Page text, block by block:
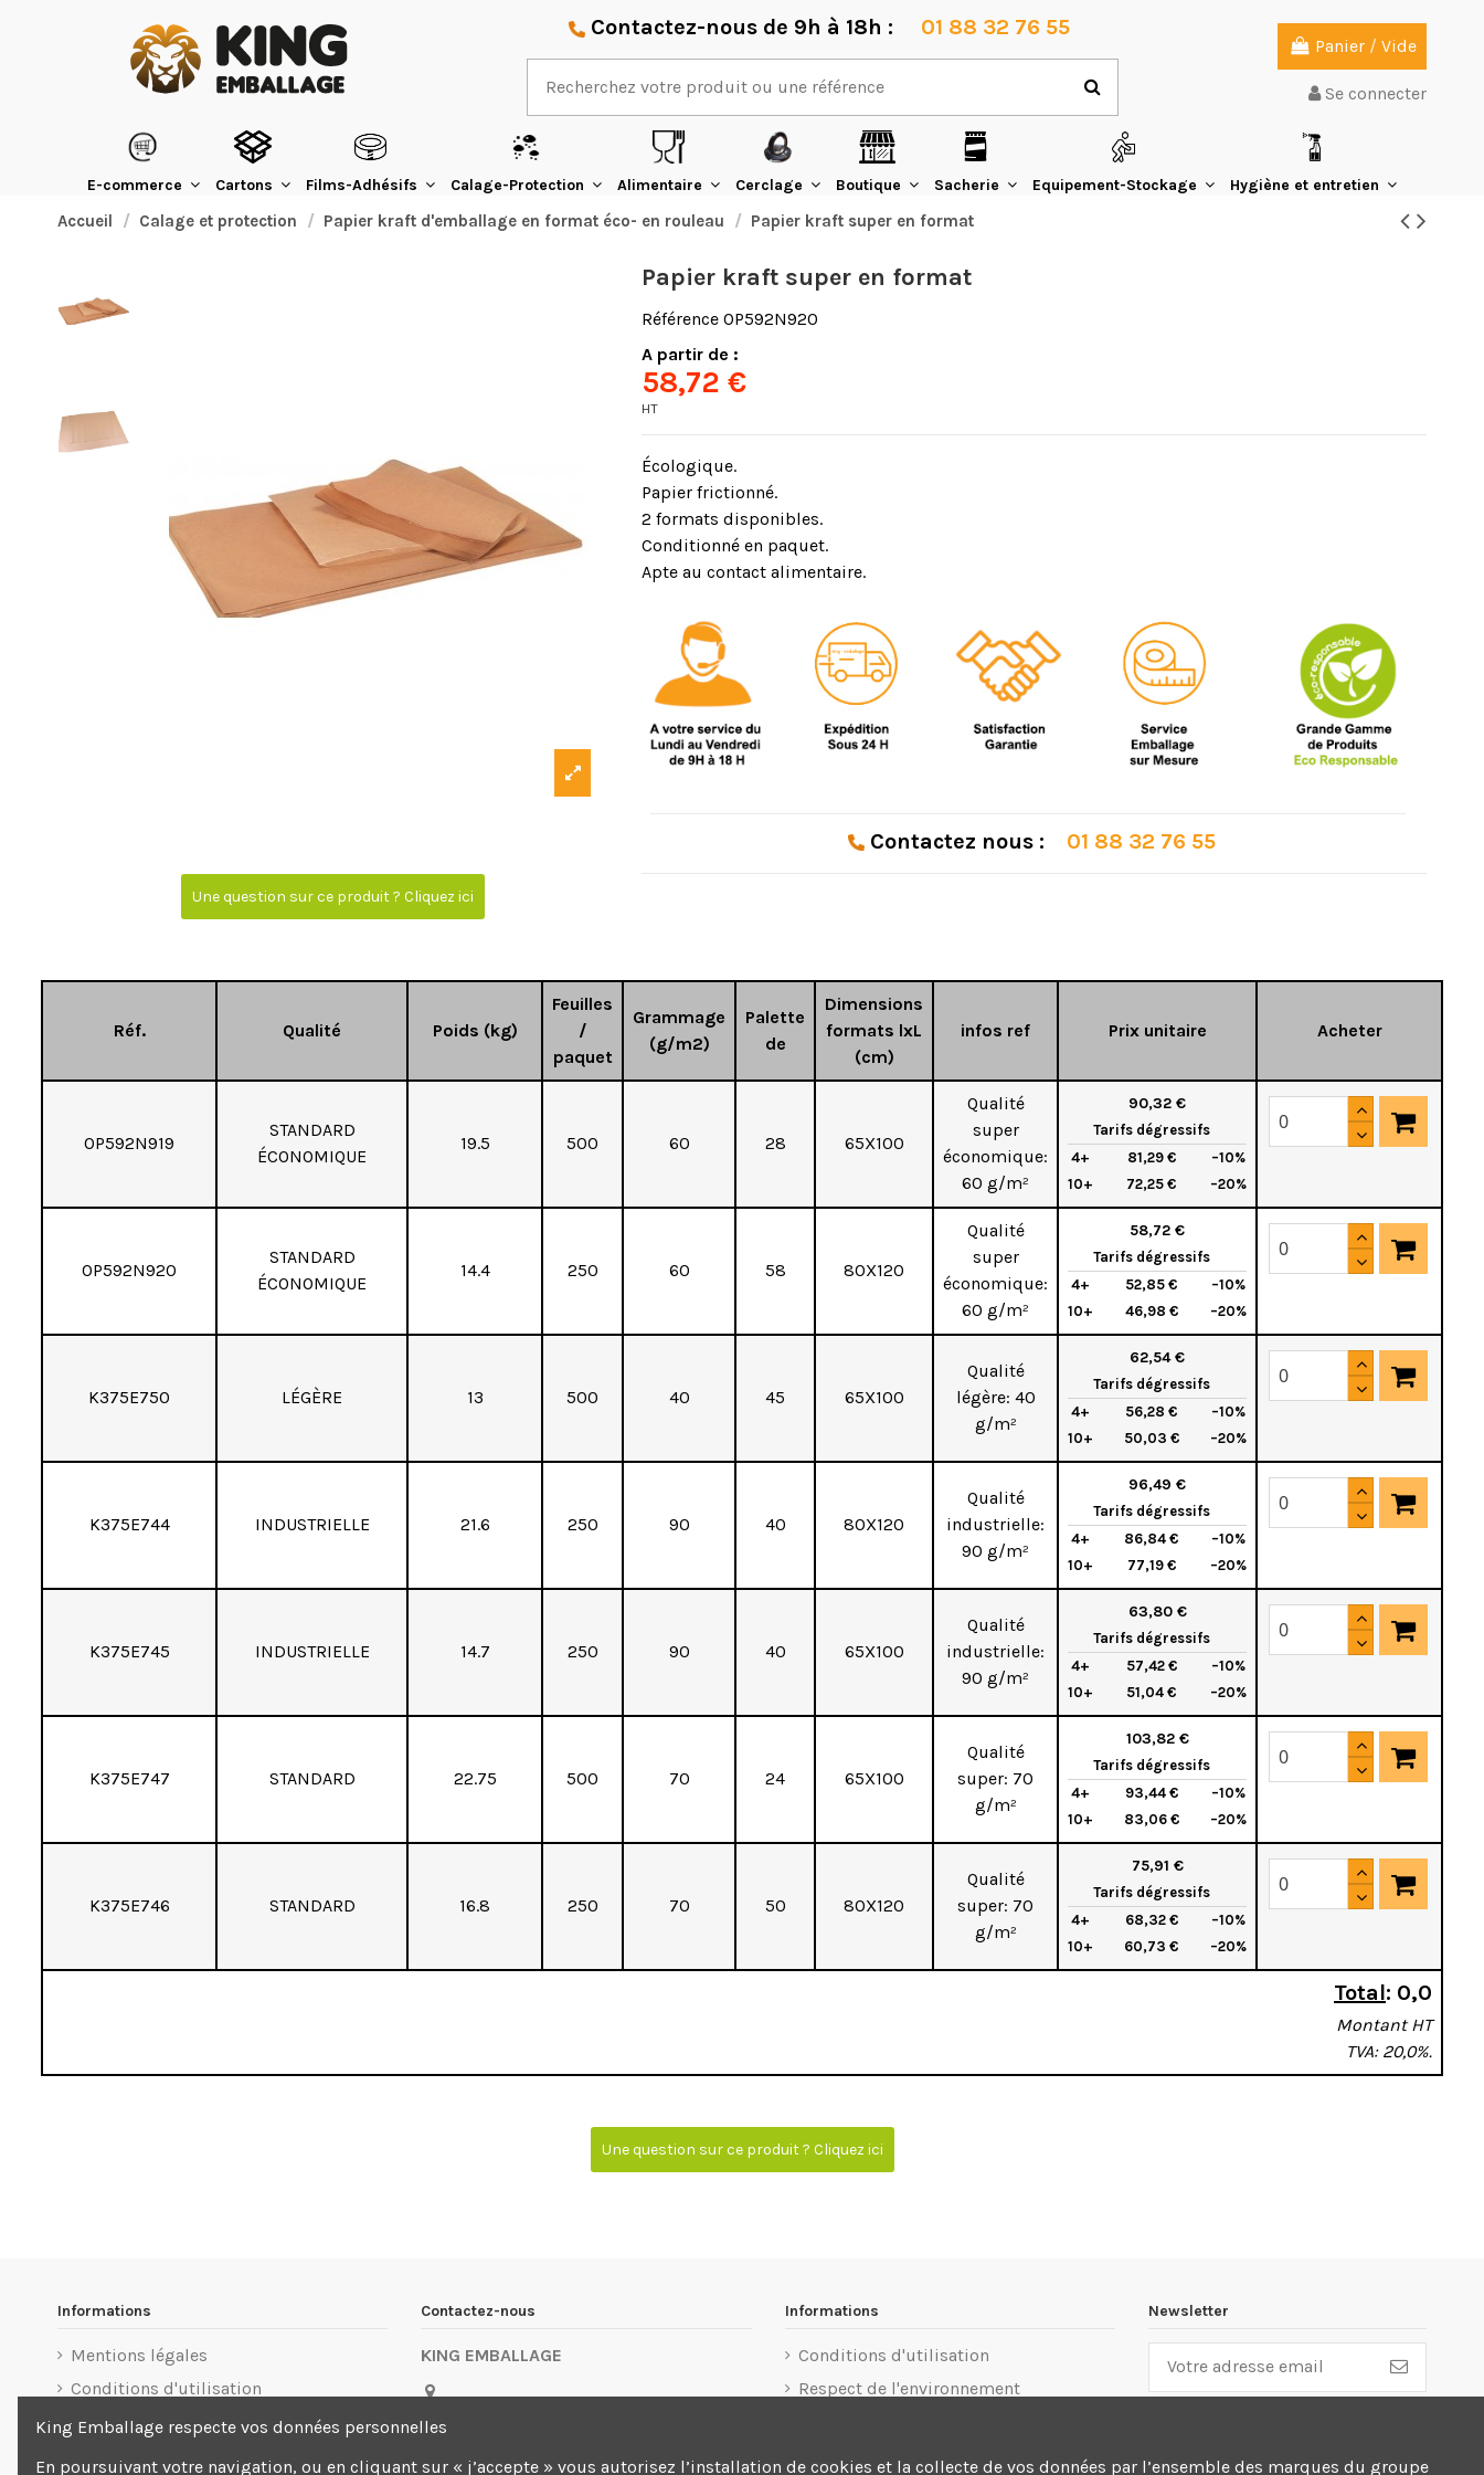
Contactez-nous de 9h à 18h : 01 88 32 76 55
Panier / Vide
Se connecter
E-commerce Cartons Films-Adhésifs Calage-Protection Alimentaire Cerclage Boutique Sacherie Equipement-Stockage Hygiène et entretien
Accueil Calage et protection Papier kraft d'emballage en format éco- en rouleau Papier kraft super en format
Une question sur ce produit ? Cliquez ici
Papier kraft super en format
Référence OP592N920
A partir de :
58,72 €
HT
Écologique.
Papier frictionné.
2 formats disponibles.
Conditionné en paquet.
Apte au contact alimentaire.
Contactez nous : 01 88 32 76 55
Réf. Qualité Poids (kg)
Feuilles
/
paquet
Grammage
(g/m2)
Palette
de
Dimensions
formats lxL
(cm)
infos ref Prix unitaire Acheter
OP592N919
STANDARD
ÉCONOMIQUE
19.5 500 60 28 65X100
Qualité
super
économique:
60 g/m²
90,32 €
Tarifs dégressifs
4+
81,29 €
–10%
10+
72,25 € –20%
OP592N920
STANDARD
ÉCONOMIQUE
14.4 250 60 58 80X120
Qualité
super
économique:
60 g/m²
58,72 €
Tarifs dégressifs
4+
52,85 €
–10%
10+
46,98 € –20%
K375E750 LÉGÈRE 13 500 40 45 65X100
Qualité
légère: 40
g/m²
62,54 €
Tarifs dégressifs
4+
56,28 €
–10%
10+
50,03 € –20%
K375E744 INDUSTRIELLE 21.6 250 90 40 80X120
Qualité
industrielle:
90 g/m²
96,49 €
Tarifs dégressifs
4+
86,84 €
–10%
10+
77,19 € –20%
K375E745 INDUSTRIELLE 14.7 250 90 40 65X100
Qualité
industrielle:
90 g/m²
63,80 €
Tarifs dégressifs
4+
57,42 €
–10%
10+
51,04 € –20%
K375E747 STANDARD 22.75 500 70 24 65X100
Qualité
super: 70
g/m²
103,82 €
Tarifs dégressifs
4+
93,44 €
–10%
10+
83,06 € –20%
K375E746 STANDARD 16.8 250 70 50 80X120
Qualité
super: 70
g/m²
75,91 €
Tarifs dégressifs
4+
68,32 €
–10%
10+
60,73 € –20%
Total: 0,0
Montant HT
TVA: 20,0%.
Une question sur ce produit ? Cliquez ici
Informations
Mentions légales
Conditions d'utilisation
Livraison
Contactez-nous
KING EMBALLAGE
3 Allée du 1er Mai 77183 Croissy-
Informations
Conditions d'utilisation
Respect de l'environnement
Newsletter
King Emballage respecte vos données personnelles
En poursuivant votre navigation, ou en cliquant sur « j’accepte » vous autorisez l’installation de cookies et la collecte de vos données par l’ensemble des marques du groupe